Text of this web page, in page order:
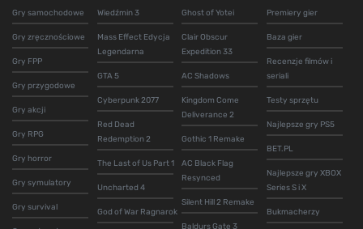
Gry samochodowe
Gry zręcznościowe
Gry FPP
Gry przygodowe
Gry akcji
Gry RPG
Gry horror
Gry symulatory
Gry survival
Wiedźmin 3
Mass Effect Edycja
Legendarna
GTA 5
Cyberpunk 2077
Red Dead
Redemption 2
The Last of Us Part 1
Uncharted 4
God of War Ragnarok
Ghost of Yotei
Clair Obscur
Expedition 33
AC Shadows
Kingdom Come
Deliverance 2
Gothic 1 Remake
AC Black Flag
Resynced
Silent Hill 2 Remake
Baldurs Gate 3
Premiery gier
Baza gier
Recenzje filmów i
seriali
Testy sprzętu
Najlepsze gry PS5
BET.PL
Najlepsze gry XBOX
Series S i X
Bukmacherzy